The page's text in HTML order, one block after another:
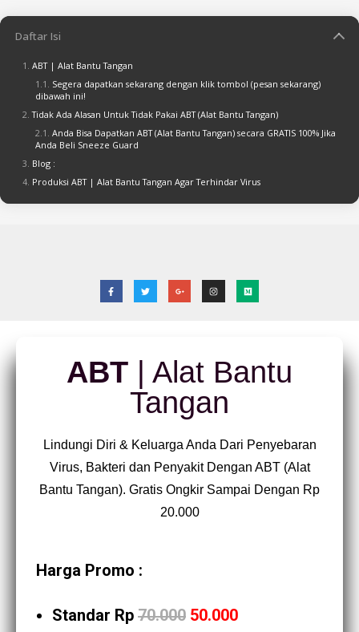
Daftar Isi
ABT | Alat Bantu Tangan
Segera dapatkan sekarang dengan klik tombol (pesan sekarang)
dibawah ini!
Tidak Ada Alasan Untuk Tidak Pakai ABT (Alat Bantu Tangan)
Anda Bisa Dapatkan ABT (Alat Bantu Tangan) secara GRATIS 100% Jika
Anda Beli Sneeze Guard
Blog :
Produksi ABT | Alat Bantu Tangan Agar Terhindar Virus
ABT | Alat Bantu
Tangan
Lindungi Diri & Keluarga Anda Dari Penyebaran
Virus, Bakteri dan Penyakit Dengan ABT (Alat
Bantu Tangan). Gratis Ongkir Sampai Dengan Rp
20.000
Harga Promo :
Standar Rp 70.000 50.000